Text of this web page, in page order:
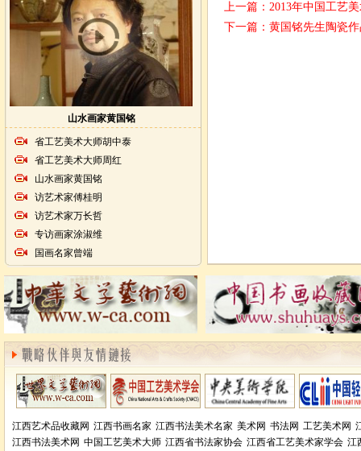
山水画家黄国铭
省工艺美术大师胡中泰
省工艺美术大师周红
山水画家黄国铭
访艺术家傅桂明
访艺术家万长哲
专访画家涂淑维
国画名家曾端
上一篇： 2013年中国工艺
下一篇： 黄国铭先生陶瓷
江西艺术品收藏网 江西书画名家 江西书法美术名家 美术网 书法网 工艺美术网
江西书法美术网 中国工艺美术大师 江西省书法家协会 江西省工艺美术家学会 江